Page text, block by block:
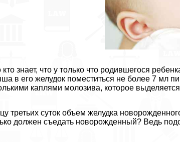
знает, что у только что родившегося
в его желудок поместиться не более 7 мл
каплями молозива, которое
третьих суток объем желудка
должен съедать новорожденный? Ведь